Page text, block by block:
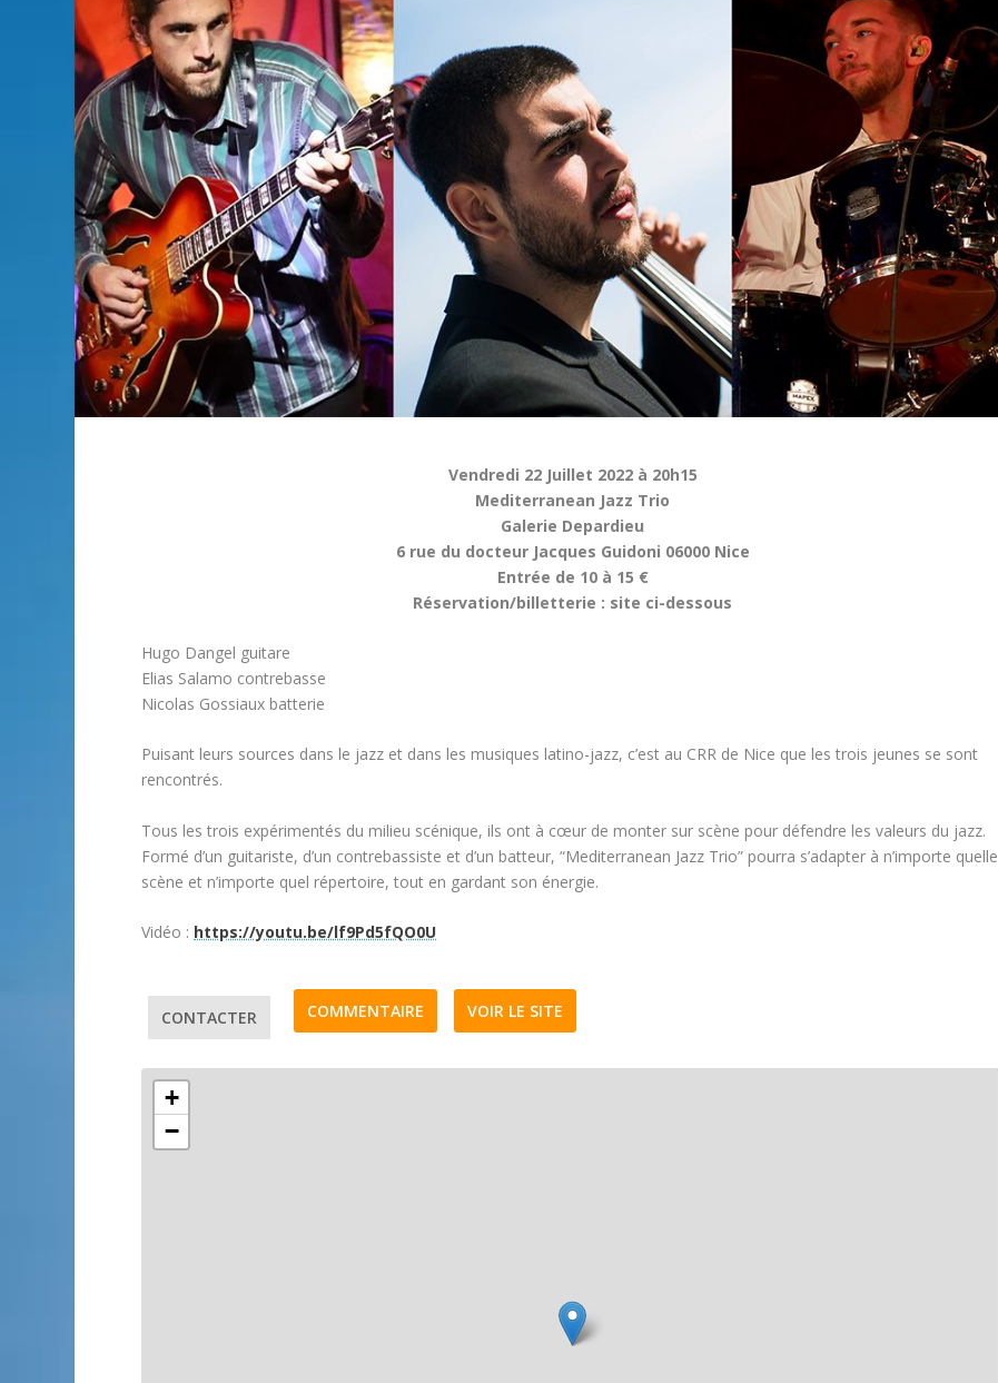
Vendredi 22 Juillet 2022 à 20h15
Mediterranean Jazz Trio
Galerie Depardieu
6 rue du docteur Jacques Guidoni 06000 Nice
Entrée de 10 à 15 €
Réservation/billetterie : site ci-dessous
Hugo Dangel guitare
Elias Salamo contrebasse
Nicolas Gossiaux batterie
Puisant leurs sources dans le jazz et dans les musiques latino-jazz, c’est au CRR de Nice que les trois jeunes se sont
rencontrés.
Tous les trois expérimentés du milieu scénique, ils ont à cœur de monter sur scène pour défendre les valeurs du jazz.
Formé d’un guitariste, d’un contrebassiste et d’un batteur, “Mediterranean Jazz Trio” pourra s’adapter à n’importe quelle
scène et n’importe quel répertoire, tout en gardant son énergie.
Vidéo : https://youtu.be/lf9Pd5fQO0U
CONTACTER COMMENTAIRE VOIR LE SITE
+
−